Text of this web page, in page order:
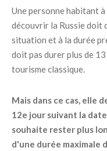
Une personne habitant
découvrir la Russie doit
situation et à la durée
doit pas durer plus de
tourisme classique.
Mais dans ce cas, elle
12e jour suivant la
souhaite rester plus
d'une durée maximale